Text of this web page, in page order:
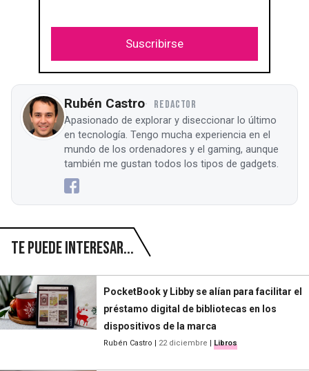
Suscribirse
Rubén Castro REDACTOR
Apasionado de explorar y diseccionar lo último
en tecnología. Tengo mucha experiencia en el
mundo de los ordenadores y el gaming, aunque
también me gustan todos los tipos de gadgets.
Te puede interesar...
PocketBook y Libby se alían para facilitar el
préstamo digital de bibliotecas en los
dispositivos de la marca
Rubén Castro | 22 diciembre | Libros